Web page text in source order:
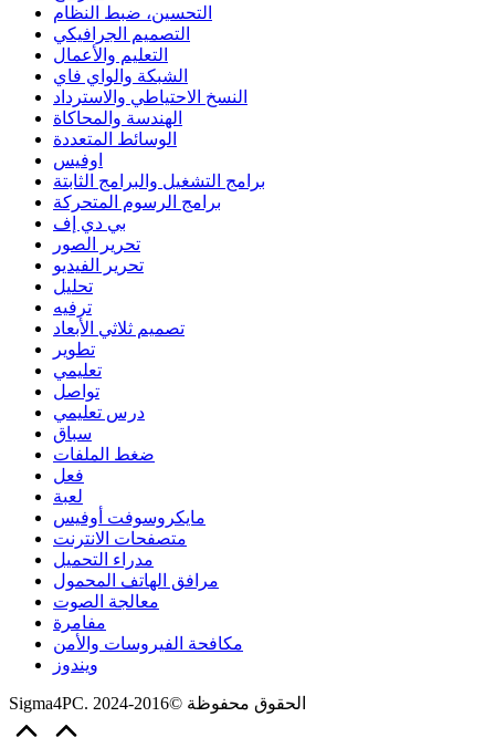
التحسين، ضبط النظام
التصميم الجرافيكي
التعليم والأعمال
الشبكة والواي فاي
النسخ الاحتياطي والاسترداد
الهندسة والمحاكاة
الوسائط المتعددة
اوفيس
برامج التشغيل والبرامج الثابتة
برامج الرسوم المتحركة
بي دي إف
تحرير الصور
تحرير الفيديو
تحليل
ترفيه
تصميم ثلاثي الأبعاد
تطوير
تعليمي
تواصل
درس تعليمي
سباق
ضغط الملفات
فعل
لعبة
مايكروسوفت أوفيس
متصفحات الانترنت
مدراء التحميل
مرافق الهاتف المحمول
معالجة الصوت
مفامرة
مكافحة الفيروسات والأمن
ويندوز
Sigma4PC. الحقوق محفوظة ©2016-2024